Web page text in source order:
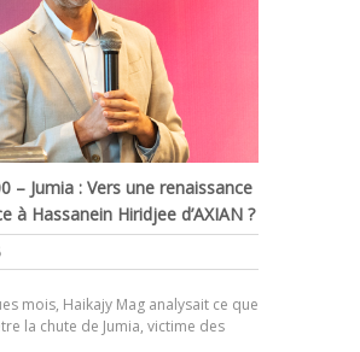
– Jumia : Vers une renaissance
à Hassanein Hiridjee d’AXIAN ?
mois, Haikajy Mag analysait ce que
la chute de Jumia, victime des